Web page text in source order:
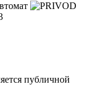
публичной